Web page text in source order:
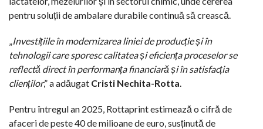
pentru soluții de ambalare durabile continuă să crească.
Investițiile în modernizarea liniei de producție și în
tehnologii care sporesc calitatea și eficiența proceselor se
reflectă direct în performanța financiară și în satisfacția
clienților,” a adăugat Cristi Nechita-Rotta
Pentru întregul an 2025, Rottaprint estimează o cifră de
afaceri de peste 40 de milioane de euro, susținută de